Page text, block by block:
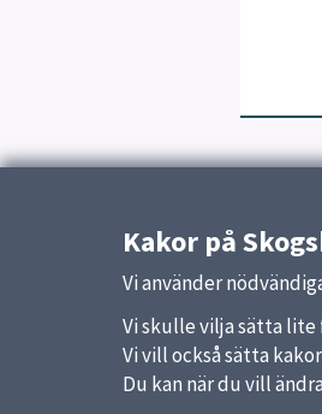
Kakor på
Vi använder
Vi skulle vilja sätta lite
Vi vill också sätta
Du kan när du vill